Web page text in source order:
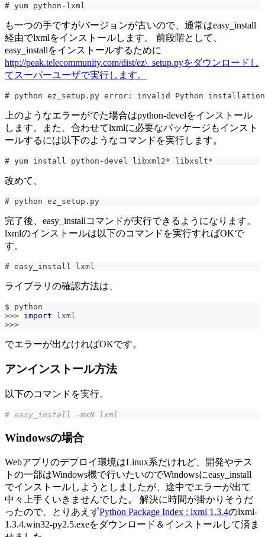
# yum python-lxml
も一つの手ですがバージョンが古いので、通常はeasy_install
経由でlxmlをインストールします。 前段階として、
easy_installをインストールするために
http://peak.telecommunity.com/dist/ez\_setup.pyをダウンロードし
てスーパーユーザで実行します。
# python ez_setup.py error: invalid Python
上のようなエラーがでた場合はpython-develをインストール
します。また、合わせてlxmlに必要なパッケージもインスト
ールするには以下のようなコマンドを実行します。
# yum install python-devel libxml2* libxslt*
改めて、
# python ez_setup.py
完了後、easy_installコマンドが実行できるようになります。
lxmlのインストールは以下のコマンドを実行すればOKで
す。
# easy_install lxml
ライブラリの確認方法は、
$ python
>>> import lxml
>>>
でエラーが出なければOKです。
アンインストール方法
以下のコマンドを実行。
# easy_install -mxN lxml
Windowsの場合
Webアプリのデプロイ環境はLinux系だけれど、開発やテス
トの一部はWindows機で行いたいのでWindowsにeasy_install
でインストールしようとしましたが、途中でエラーが出て
中々上手くいきませんでした。 解決に時間が掛かりそうだ
ったので、とりあえずPython Package Index : lxml 1.3.4のlxml-
1.3.4.win32-py2.5.exeをダウンロード＆インストールして済ま